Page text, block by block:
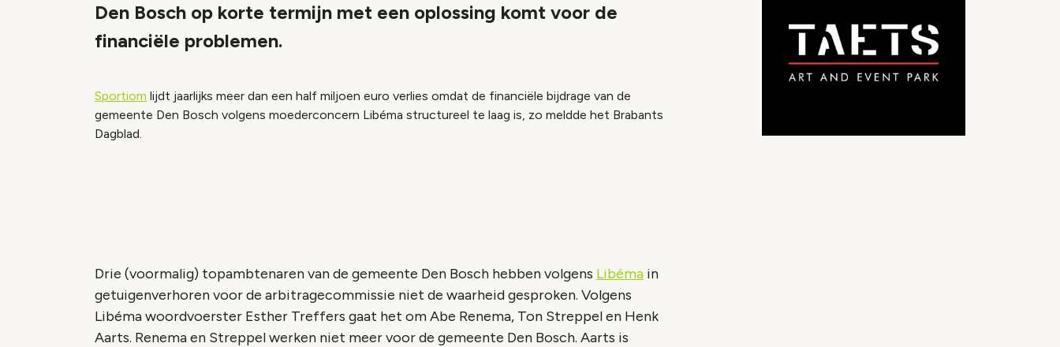
Den Bosch op korte termijn met een oplossing komt voor de
financiële problemen.
Sportiom lijdt jaarlijks meer dan een half miljoen euro verlies omdat de financiële bijdrage van de
gemeente Den Bosch volgens moederconcern Libéma structureel te laag is, zo meldde het Brabants
Dagblad.
Drie (voormalig) topambtenaren van de gemeente Den Bosch hebben volgens Libéma in
getuigenverhoren voor de arbitragecommissie niet de waarheid gesproken. Volgens
Libéma woordvoerster Esther Treffers gaat het om Abe Renema, Ton Streppel en Henk
Aarts. Renema en Streppel werken niet meer voor de gemeente Den Bosch. Aarts is